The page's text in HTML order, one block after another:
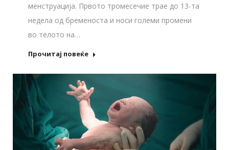
менструација. Првото тромесечие трае до 13-та
недела од бременоста и носи големи промени
во телото на…
Прочитај повеќе